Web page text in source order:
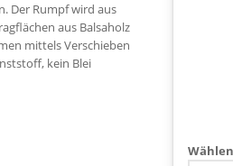
Der Rumpf wird aus
aus Balsaholz
mittels Verschieben
kein Blei